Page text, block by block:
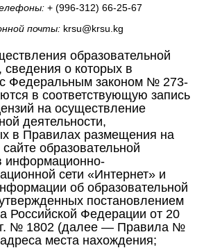
+ (996-312) 66-25-67
почты: krsu@krsu.kg
образовательной
сведения о которых в
с Федеральным законом № 273-
в соответствующую запись
на осуществление
деятельности,
в Правилах размещения на
образовательной
информационно-
сети «Интернет» и
об образовательной
постановлением
Российской Федерации от 20
г. № 1802 (далее — Правила №
места нахождения;